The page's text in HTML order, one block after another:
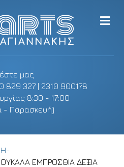
μας
829 327 | 2310 900178
8:30 - 17:00
- Παρασκευή)
M
e
ΕΜΠΡΟΣΘΙΑ ΔΕΞΙΑ